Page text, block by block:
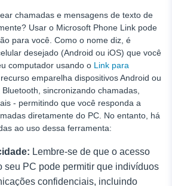
chamadas e mensagens de texto de
Usar o Microsoft Phone Link pode
para você. Como o nome diz, é
desejado (Android ou iOS) que você
computador usando o Link para
emparelha dispositivos Android ou
sincronizando chamadas,
- permitindo que você responda a
diretamente do PC. No entanto, há
ao uso dessa ferramenta:
Lembre-se de que o acesso
seu PC pode permitir que indivíduos
confidenciais, incluindo